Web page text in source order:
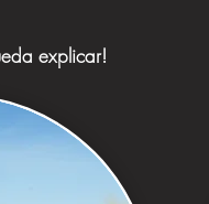
explicar!